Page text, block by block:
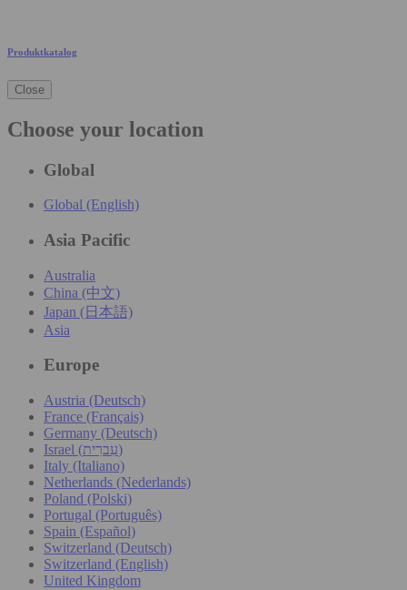
Produktkatalog
Close
Choose your location
Global
Global (English)
Asia Pacific
Australia
China (中文)
Japan (日本語)
Asia
Europe
Austria (Deutsch)
France (Français)
Germany (Deutsch)
Israel (עִברִית)
Italy (Italiano)
Netherlands (Nederlands)
Poland (Polski)
Portugal (Português)
Spain (Español)
Switzerland (Deutsch)
Switzerland (English)
United Kingdom